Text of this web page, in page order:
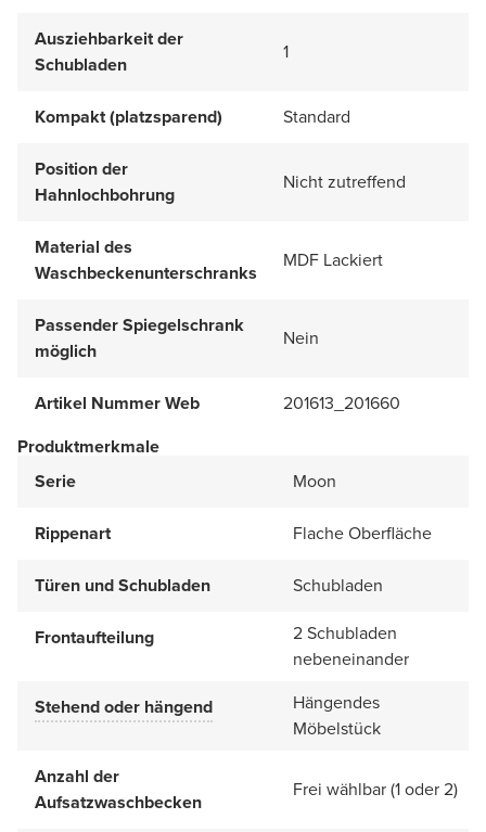
Ausziehbarkeit der
Schubladen
1
Kompakt (platzsparend) Standard
Position der
Hahnlochbohrung
Nicht zutreffend
Material des
Waschbeckenunterschranks
MDF Lackiert
Passender Spiegelschrank
möglich
Nein
Artikel Nummer Web
201613_201660
Produktmerkmale
Serie
Moon
Rippenart Flache Oberfläche
Türen und Schubladen Schubladen
Frontaufteilung
2 Schubladen
nebeneinander
Stehend oder hängend
Hängendes
Möbelstück
Anzahl der
Aufsatzwaschbecken
Frei wählbar (1 oder 2)